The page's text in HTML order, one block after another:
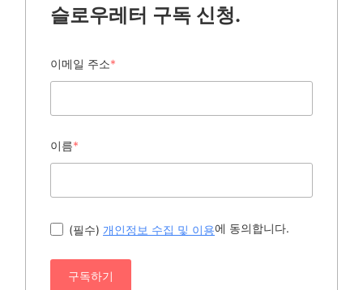
슬로우레터 구독 신청.
이메일 주소*
이름*
(필수) 개인정보 수집 및 이용에 동의합니다.
구독하기